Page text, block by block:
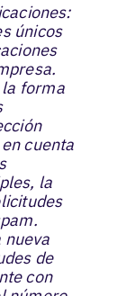
únicos
forma
cuenta
la
nueva
de
con